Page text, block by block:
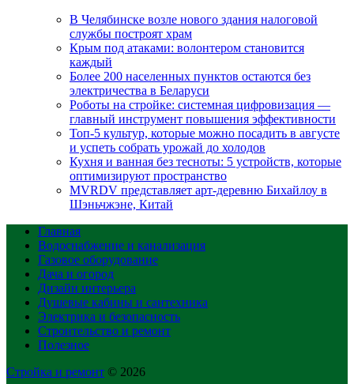
В Челябинске возле нового здания налоговой
службы построят храм
Крым под атаками: волонтером становится
каждый
Более 200 населенных пунктов остаются без
электричества в Беларуси
Роботы на стройке: системная цифровизация —
главный инструмент повышения эффективности
Топ-5 культур, которые можно посадить в августе
и успеть собрать урожай до холодов
Кухня и ванная без тесноты: 5 устройств, которые
оптимизируют пространство
MVRDV представляет арт-деревню Бихайлоу в
Шэньчжэне, Китай
Главная
Водоснабжение и канализация
Газовое оборудование
Дача и огород
Дизайн интерьера
Душевые кабины и сантехника
Электрика и безопасность
Строительство и ремонт
Полезное
Стройка и ремонт © 2026